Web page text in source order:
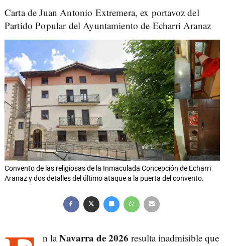
Carta de Juan Antonio Extremera, ex portavoz del
Partido Popular del Ayuntamiento de Echarri Aranaz
Convento de las religiosas de la Inmaculada Concepción de Echarri
Aranaz y dos detalles del último ataque a la puerta del convento.
n laNavarra de 2026 resulta inadmisible que